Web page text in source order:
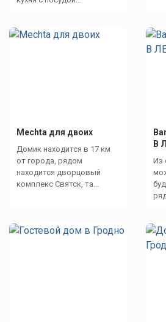
Яндекс станция
настольные игры
Mechta для двоих
Домик находится в 17 км
от города, рядом
находится дворцовый
комплекс Святск, та...
В
Из